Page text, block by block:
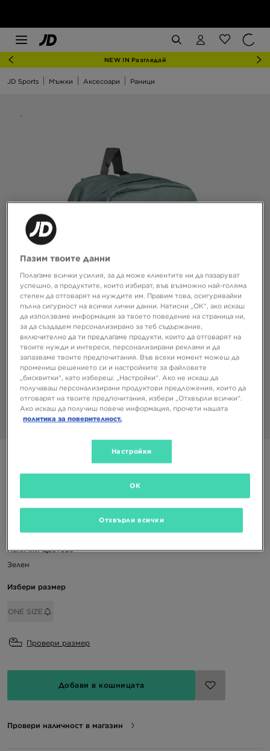
NEW IN Разгледай
JD Sports Мъжки Аксесоари Раници
VANS РАНИЦА OLD SKOOL CLASSIC
39,99 €
Налични Цветове
Зелен
Избери размер
ONE SIZE
Провери размер
Добави в кошницата
Провери наличност в магазин
Пазим твоите данни
Полагаме всички усилия, за да може клиентите ни да пазаруват
успешно, а продуктите, които избират, във възможно най-голяма
степен да отговарят на нуждите им. Правим това, осигурявайки
пълна сигурност на всички лични данни. Натисни „ОК“, ако искаш
да използваме информация за твоето поведение на страница ни,
за да създадем персонализирано за теб съдържание,
включително да ти предлагаме продукти, които да отговарят на
твоите нужди и интереси, персонализирани реклами и да
запазваме твоите предпочитания. Във всеки момент можеш да
промениш решението си и настройките за файловете
„бисквитки“, като избереш: „Настройки“. Ако не искаш да
получаваш персонализирани продуктови предложения, които да
отговарят на твоите предпочитания, избери „Отхвърли всички“.
Ако искаш да получиш повече информация, прочети нашата
политика за поверителност.
Настройки
Отхвърли всички
OK